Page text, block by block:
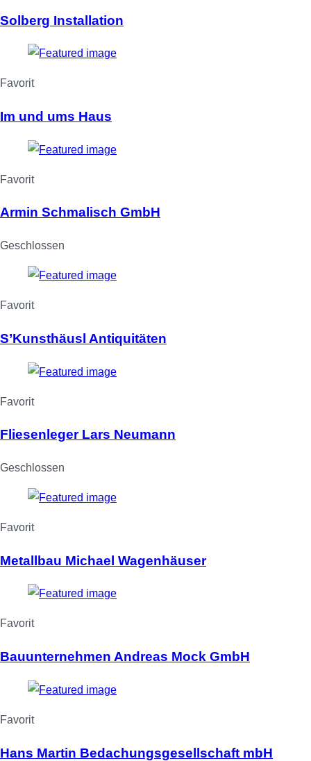
Solberg Installation
Favorit
Im und ums Haus
Favorit
Armin Schmalisch GmbH
Geschlossen
Favorit
S’Kunsthäusl Antiquitäten
Favorit
Fliesenleger Lars Neumann
Geschlossen
Favorit
Metallbau Michael Wagenhäuser
Favorit
Bauunternehmen Andreas Mock GmbH
Favorit
Hans Martin Bedachungsgesellschaft mbH